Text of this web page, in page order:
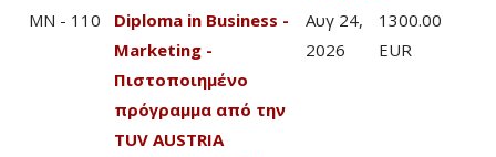
MN - 110
Diploma in Business -
Marketing -
Πιστοποιημένο
πρόγραμμα από την
TUV AUSTRIA
Αυγ 24,
2026
1300.00
EUR